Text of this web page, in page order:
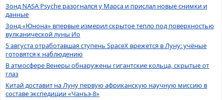
Зонд NASA Psyche разогнался у Марса и прислал новые снимки и
данные
Зонд «Юнона» впервые измерил скрытое тепло под поверхностью
вулканической луны Ио
5 августа отработавшая ступень SpaceX врежется в Луну: учёные
готовятся к наблюдению
В атмосфере Венеры обнаружены гигантские кольца, скрытые от
глаз
Китай доставит на Луну первую африканскую научную миссию в
составе экспедиции «Чанъэ-8»